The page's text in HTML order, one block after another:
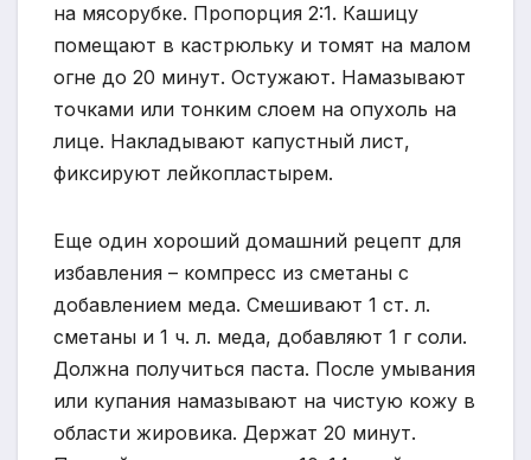
на мясорубке. Пропорция 2:1. Кашицу
помещают в кастрюльку и томят на малом
огне до 20 минут. Остужают. Намазывают
точками или тонким слоем на опухоль на
лице. Накладывают капустный лист,
фиксируют лейкопластырем.
Еще один хороший домашний рецепт для
избавления – компресс из сметаны с
добавлением меда. Смешивают 1 ст. л.
сметаны и 1 ч. л. меда, добавляют 1 г соли.
Должна получиться паста. После умывания
или купания намазывают на чистую кожу в
области жировика. Держат 20 минут.